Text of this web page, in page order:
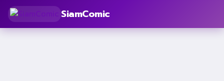
SiamComic